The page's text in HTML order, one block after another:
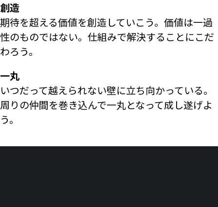
創造
期待を超える価値を創造していこう。価値は一過
性のものではない。仕組みで解決することにこだ
わろう。
一丸
いつだって越えられない壁に立ち向かっている。
周りの仲間を巻き込んで一丸となって成し遂げよ
う。